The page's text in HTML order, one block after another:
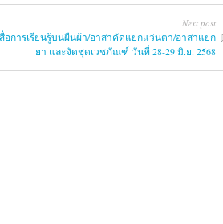
Next post
อการเรียนรู้บนผืนผ้า/อาสาคัดแยกแว่นตา/อาสาแยก
ยา และจัดชุดเวชภัณฑ์ วันที่ 28-29 มิ.ย. 2568